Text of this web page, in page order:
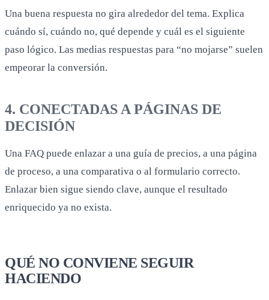
Una buena respuesta no gira alrededor del tema. Explica
cuándo sí, cuándo no, qué depende y cuál es el siguiente
paso lógico. Las medias respuestas para “no mojarse” suelen
empeorar la conversión.
4. CONECTADAS A PÁGINAS DE
DECISIÓN
Una FAQ puede enlazar a una guía de precios, a una página
de proceso, a una comparativa o al formulario correcto.
Enlazar bien sigue siendo clave, aunque el resultado
enriquecido ya no exista.
QUÉ NO CONVIENE SEGUIR
HACIENDO